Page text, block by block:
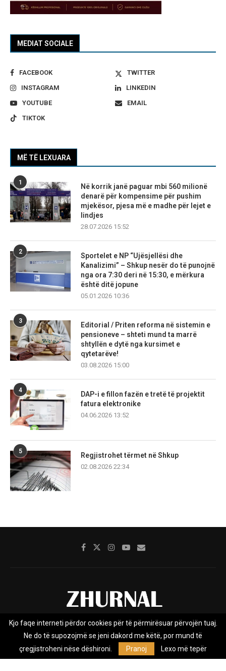
MEDIAT SOCIALE
FACEBOOK
TWITTER
INSTAGRAM
LINKEDIN
YOUTUBE
EMAIL
TIKTOK
MË TË LEXUARA
1
Në korrik janë paguar mbi 560 milionë
denarë për kompensime për pushim
mjekësor, pjesa më e madhe për lejet e
lindjes
28.07.2026 15:52
2
Sportelet e NP “Ujësjellësi dhe
Kanalizimi” – Shkup nesër do të punojnë
nga ora 7:30 deri në 15:30, e mërkura
është ditë jopune
05.01.2026 10:36
3
Editorial / Priten reforma në sistemin e
pensioneve – shteti mund ta marrë
shtyllën e dytë nga kursimet e
qytetarëve!
03.08.2026 15:00
4
DAP-i e fillon fazën e tretë të projektit
fatura elektronike
04.06.2026 13:52
5
Regjistrohet tërmet në Shkup
02.08.2026 22:34
Rreth nesh Impresumi Marketing
Privacy Policy
Zhurnal.mk është Agjenci e Lajmeve e pavarur, e themeluar në vitin
Kjo faqe interneti përdor cookies për të përmirësuar përvojën tuaj.
Ne do të supozojmë se jeni dakord me këtë, por mund të
çregjistroheni nëse dëshironi.
Pranoj Lexo më tepër